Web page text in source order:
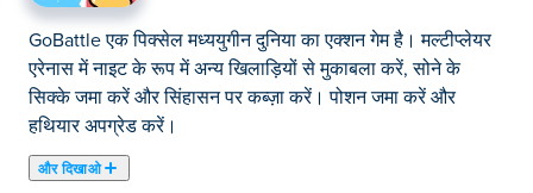
GoBattle एक पिक्सेल मध्ययुगीन दुनिया का एक्शन गेम है। मल्टीप्लेयर
एरेनास में नाइट के रूप में अन्य खिलाड़ियों से मुकाबला करें, सोने के
सिक्के जमा करें और सिंहासन पर कब्ज़ा करें। पोशन जमा करें और
हथियार अपग्रेड करें।
और दिखाओ